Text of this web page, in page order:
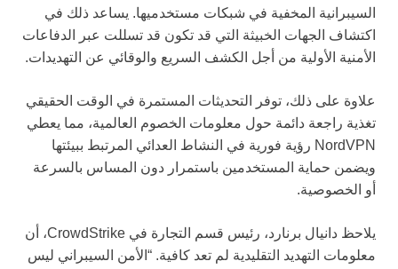
السيبرانية المخفية في شبكات مستخدميها. يساعد ذلك في
اكتشاف الجهات الخبيثة التي قد تكون قد تسللت عبر الدفاعات
الأمنية الأولية من أجل الكشف السريع والوقائي عن التهديدات.
علاوة على ذلك، توفر التحديثات المستمرة في الوقت الحقيقي
تغذية راجعة دائمة حول معلومات الخصوم العالمية، مما يعطي
NordVPN رؤية فورية في النشاط العدائي المرتبط ببيئتها
ويضمن حماية المستخدمين باستمرار دون المساس بالسرعة
أو الخصوصية.
يلاحظ دانيال برنارد، رئيس قسم التجارة في CrowdStrike، أن
معلومات التهديد التقليدية لم تعد كافية. “الأمن السيبراني ليس